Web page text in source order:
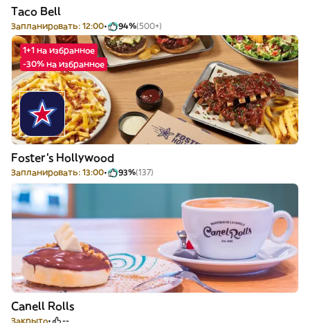
Taco Bell
Запланировать: 12:00 94%(500+)
1+1 на избранное
-30% на избранное
Foster's Hollywood
Запланировать: 13:00 93%(137)
Canell Rolls
Закрыто --